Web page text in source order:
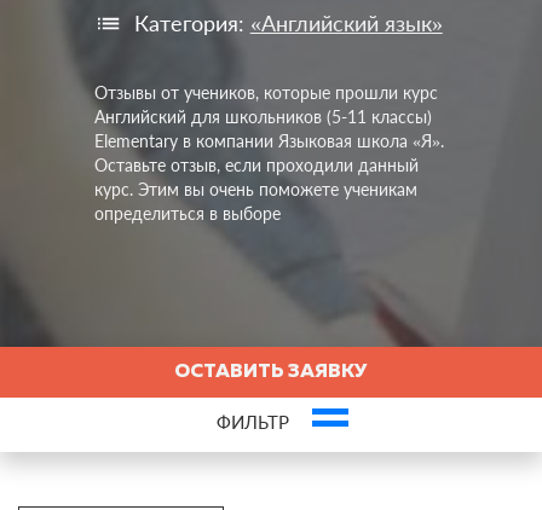
Категория: «Английский язык»
Отзывы от учеников, которые прошли курс
Английский для школьников (5-11 классы)
Elementary в компании Языковая школа «Я».
Оставьте отзыв, если проходили данный
курс. Этим вы очень поможете ученикам
определиться в выборе
ОСТАВИТЬ ЗАЯВКУ
ФИЛЬТР